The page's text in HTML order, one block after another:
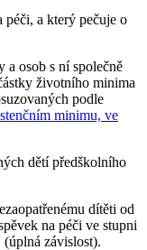
péči, a který pečuje o
a osob s ní společně
životního minima
podle
minimu, ve
dětí předškolního
dítěti od
na péči ve stupni
závislost).